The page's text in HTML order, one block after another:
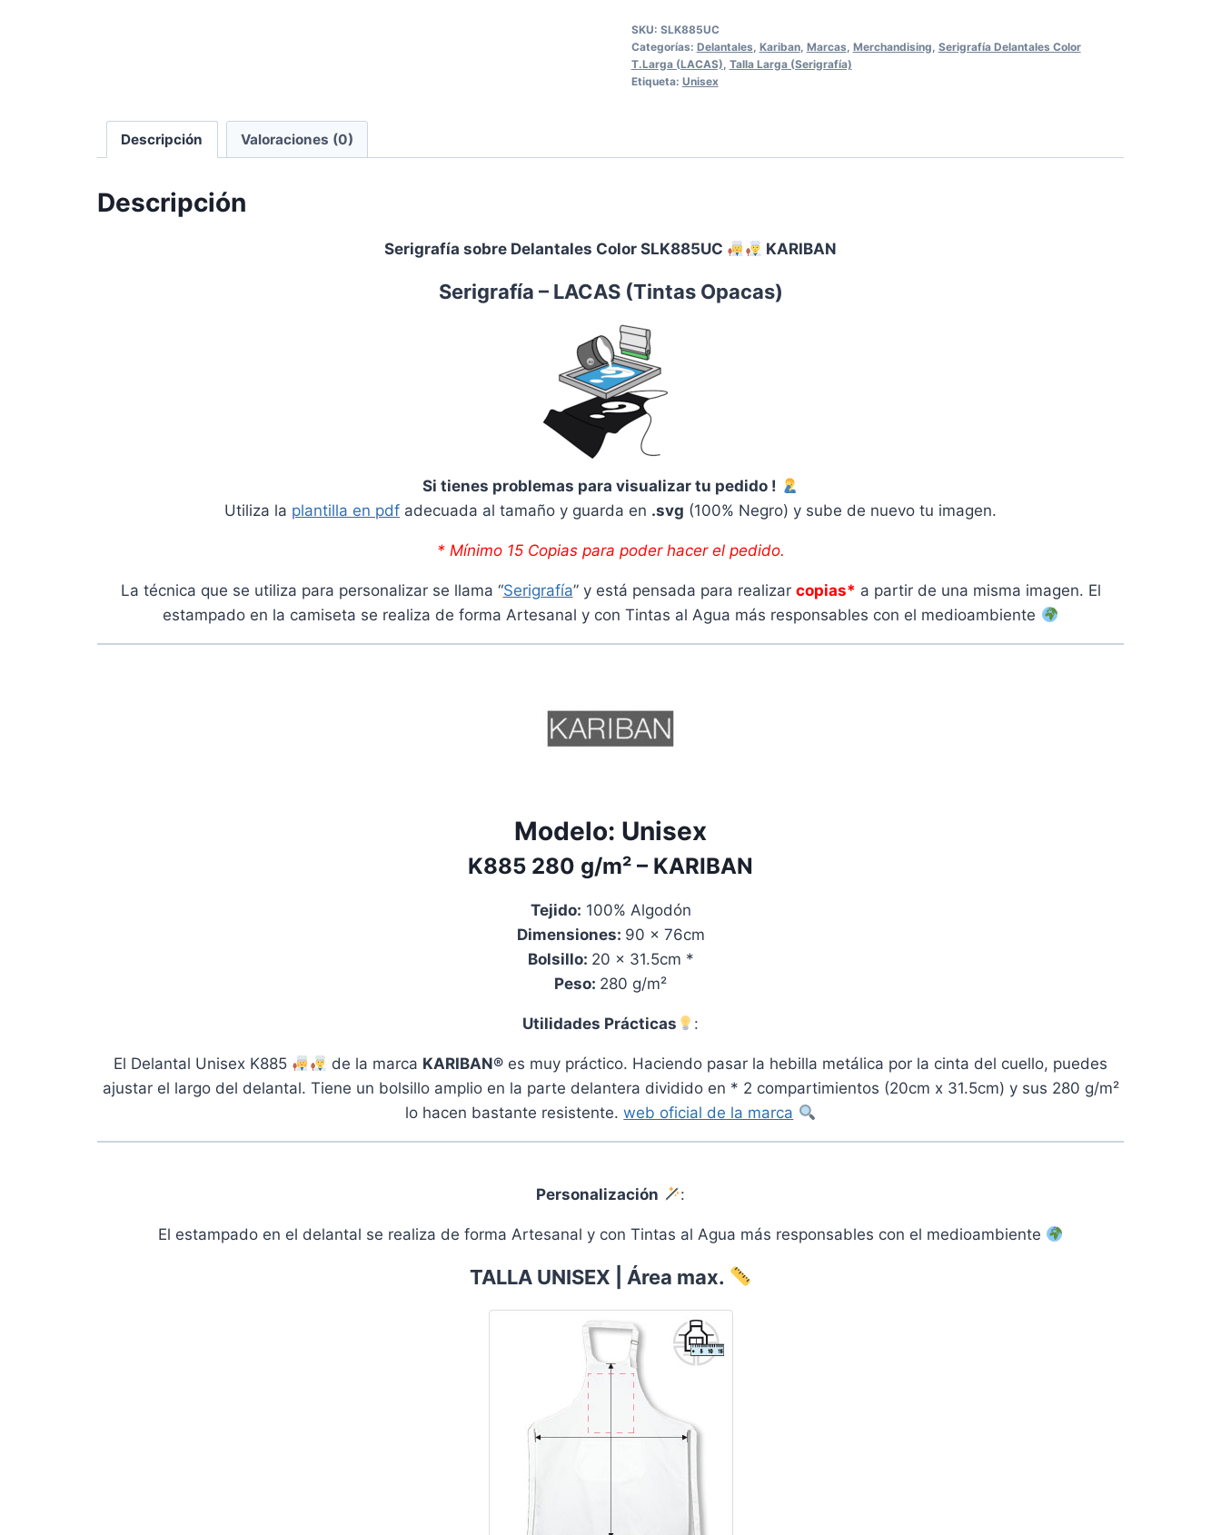
Color
SLK885UC
cantidad
SKU: SLK885UC
Categorías: Delantales, Kariban, Marcas, Merchandising, Serigrafía Delantales Color
T.Larga (LACAS), Talla Larga (Serigrafía)
Etiqueta: Unisex
Descripción Valoraciones (0)
Descripción
Serigrafía sobre Delantales Color SLK885UC KARIBAN
Serigrafía – LACAS (Tintas Opacas)
Si tienes problemas para visualizar tu pedido !
Utiliza la plantilla en pdf adecuada al tamaño y guarda en .svg (100% Negro) y sube de nuevo tu imagen.
* Mínimo 15 Copias para poder hacer el pedido.
La técnica que se utiliza para personalizar se llama “Serigrafía” y está pensada para realizar copias* a partir de una misma imagen. El
estampado en la camiseta se realiza de forma Artesanal y con Tintas al Agua más responsables con el medioambiente
Modelo: Unisex
K885 280 g/m² – KARIBAN
Tejido: 100% Algodón
Dimensiones: 90 x 76cm
Bolsillo: 20 x 31.5cm *
Peso: 280 g/m²
Utilidades Prácticas :
El Delantal Unisex K885 de la marca KARIBAN®es muy práctico. Haciendo pasar la hebilla metálica por la cinta del cuello, puedes
ajustar el largo del delantal. Tiene un bolsillo amplio en la parte delantera dividido en * 2 compartimientos (20cm x 31.5cm) y sus 280 g/m²
lo hacen bastante resistente.web oficial de la marca
Personalización :
El estampado en el delantal se realiza de forma Artesanal y con Tintas al Agua más responsables con el medioambiente
TALLA UNISEX | Área max.